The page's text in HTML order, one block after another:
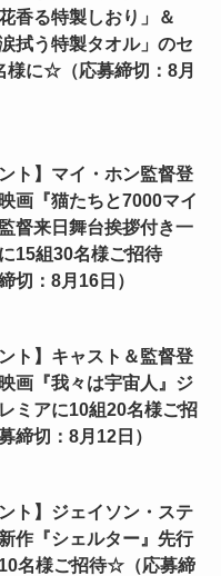
香る特製しおり」＆
涙拭う特製タオル」のセ
様に☆（応募締切：8月
ント】マイ・ホン監督登
画『猫たちと7000マイ
督来日舞台挨拶付き一
15組30名様ご招待
切：8月16日）
ント】キャスト＆監督登
画『我々は宇宙人』ジ
ミアに10組20名様ご招
締切：8月12日）
ント】ジェイソン・ステ
作『シェルター』先行
名様ご招待☆（応募締